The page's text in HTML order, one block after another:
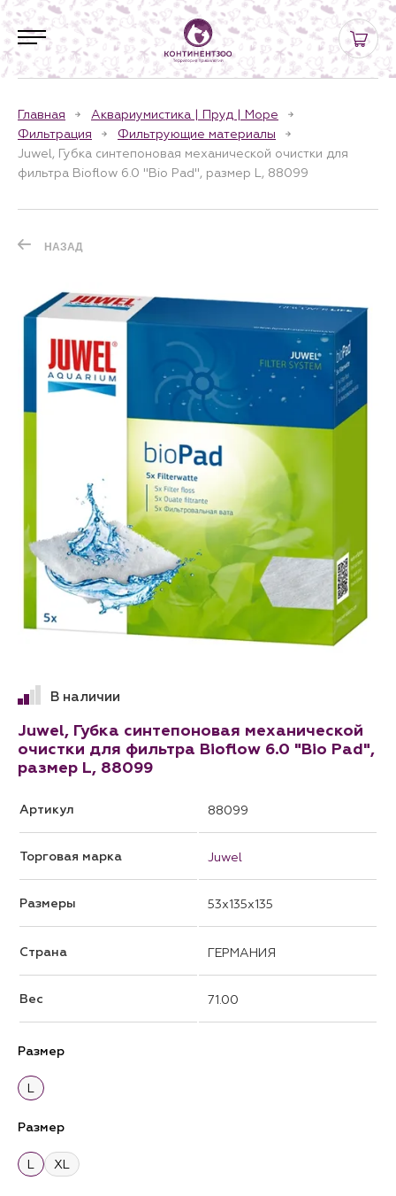
Главная
Аквариумистика | Пруд | Море
Фильтрация
Фильтрующие материалы
Juwel, Губка синтепоновая механической очистки для
фильтра Bioflow 6.0 "Bio Pad", размер L, 88099
НАЗАД
В наличии
Juwel, Губка синтепоновая механической
очистки для фильтра Bioflow 6.0 "Bio Pad",
размер L, 88099
Артикул 88099
Торговая марка Juwel
Размеры 53x135x135
Страна ГЕРМАНИЯ
Вес 71.00
Размер
L
Размер
L XL